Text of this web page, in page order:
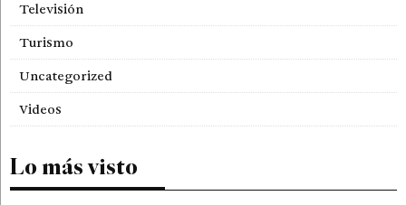
Televisión
Turismo
Uncategorized
Videos
Lo más visto